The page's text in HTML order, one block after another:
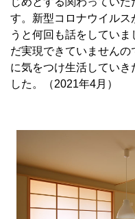
す。新型コロナウイルス
うと何回も話をしてい
だ実現できていません
に気をつけ生活していき
した。（2021年4月）